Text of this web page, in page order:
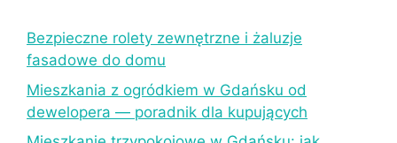
Bezpieczne rolety zewnętrzne i żaluzje
fasadowe do domu
Mieszkania z ogródkiem w Gdańsku od
dewelopera — poradnik dla kupujących